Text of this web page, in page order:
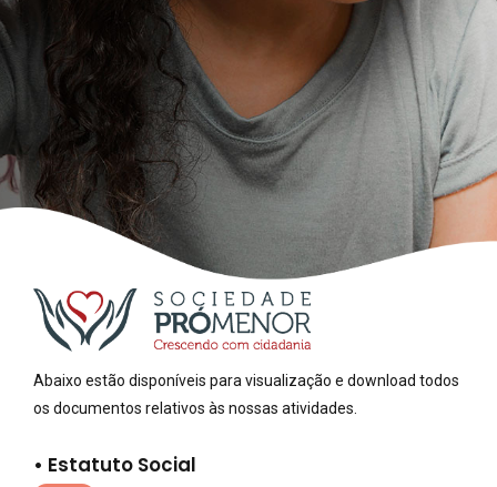
Abaixo estão disponíveis para visualização e download todos
os documentos relativos às nossas atividades.
• Estatuto Social